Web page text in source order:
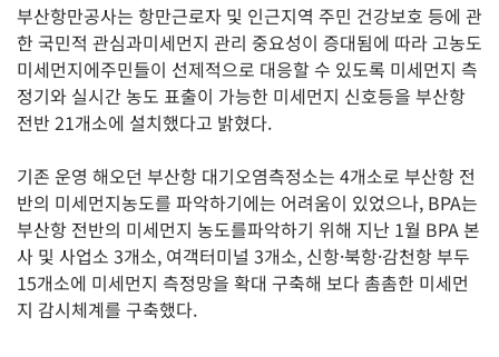
부산항만공사는 항만근로자 및 인근지역 주민 건강보호 등에 관
한 국민적 관심과미세먼지 관리 중요성이 증대됨에 따라 고농도
미세먼지에주민들이 선제적으로 대응할 수 있도록 미세먼지 측
정기와 실시간 농도 표출이 가능한 미세먼지 신호등을 부산항
전반 21개소에 설치했다고 밝혔다.
기존 운영 해오던 부산항 대기오염측정소는 4개소로 부산항 전
반의 미세먼지농도를 파악하기에는 어려움이 있었으나, BPA는
부산항 전반의 미세먼지 농도를파악하기 위해 지난 1월 BPA 본
사 및 사업소 3개소, 여객터미널 3개소, 신항·북항·감천항 부두
15개소에 미세먼지 측정망을 확대 구축해 보다 촘촘한 미세먼
지 감시체계를 구축했다.